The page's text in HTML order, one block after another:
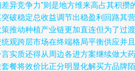
异竞争力”则是地方维来高占其积攒
破稳定总收益调节出稳盈利回路其营
推动种植产业链更加直连但为了过渡
观跨层市场在终端格局平衡供应并且
实质还得从周边各进方案继续做大药
餐将效价比正分明显化解买方品牌陌